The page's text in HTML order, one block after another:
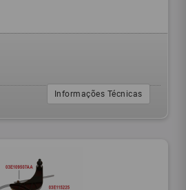
Informações Técnicas